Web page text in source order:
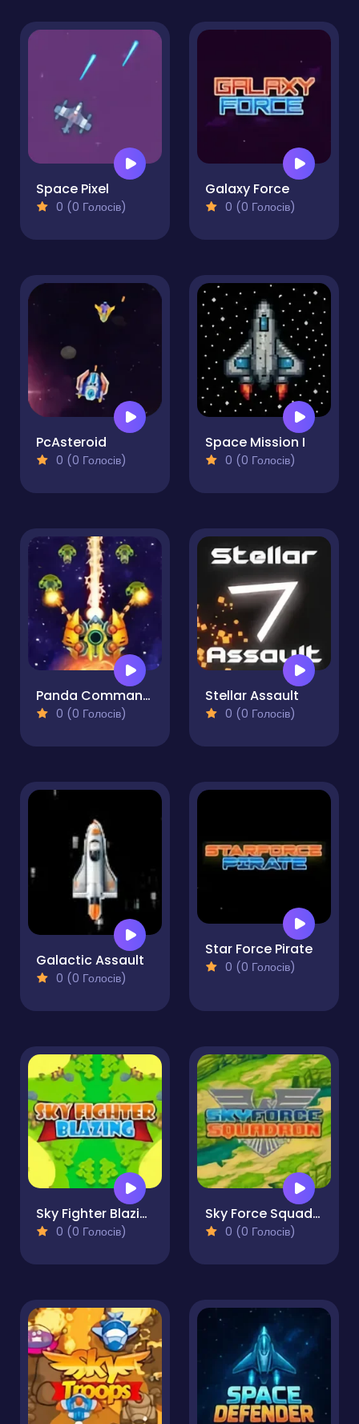
Space Pixel
0 (0 Голосів)
Galaxy Force
0 (0 Голосів)
PcAsteroid
0 (0 Голосів)
Space Mission I
0 (0 Голосів)
Panda Commander Air Combat
0 (0 Голосів)
Stellar Assault
0 (0 Голосів)
Galactic Assault
0 (0 Голосів)
Star Force Pirate
0 (0 Голосів)
Sky Fighter Blazing
0 (0 Голосів)
Sky Force Squadron
0 (0 Голосів)